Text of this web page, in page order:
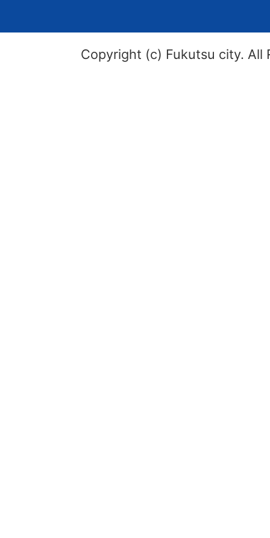
Copyright (c) Fukutsu city. All